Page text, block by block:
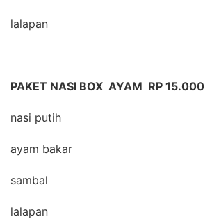
lalapan
PAKET NASI BOX AYAM RP 15.000
nasi putih
ayam bakar
sambal
lalapan